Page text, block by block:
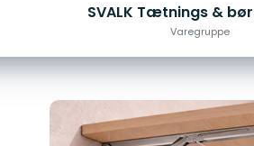
SVALK Tætnings &
Varegruppe